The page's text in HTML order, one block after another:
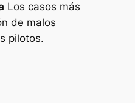
Los casos más
de malos
pilotos.